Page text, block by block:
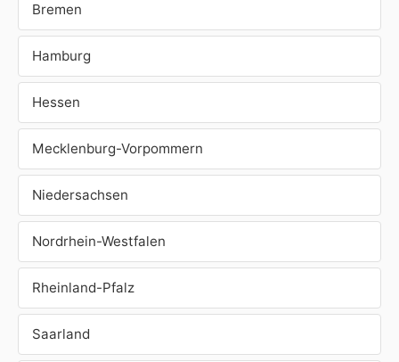
Bremen
Hamburg
Hessen
Mecklenburg-Vorpommern
Niedersachsen
Nordrhein-Westfalen
Rheinland-Pfalz
Saarland